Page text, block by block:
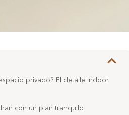
privado? El detalle indoor
con un plan tranquilo